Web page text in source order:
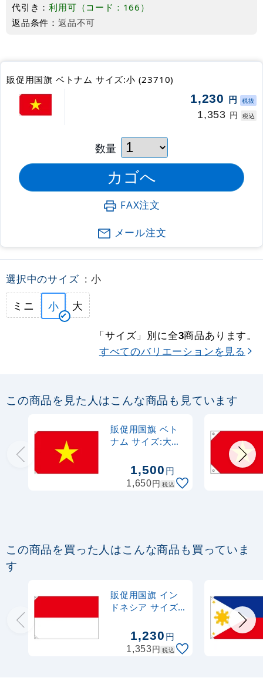
代引き：利用可（コード：166）
返品条件： 返品不可
販促用国旗 ベトナム サイズ:小 (23710)
1,230 円 税抜
1,353 円 税込
数量
FAX注文
メール注文
選択中のサイズ : 小
ミニ 小 大
「サイズ」別に全3商品あります。
すべてのバリエーションを見る
この商品を見た人はこんな商品も見ています
販促用国旗 ベト
ナム サイズ:大
1,500円
1,650円 税込
この商品を買った人はこんな商品も買っていま
す
販促用国旗 イン
ドネシア サイズ:
注生産品1,230円
1,353円 税込